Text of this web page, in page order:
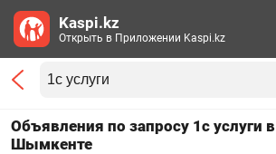
Объявления по запросу 1с услуги в
Шымкенте
Kaspi.kz
Открыть в Приложении Kaspi.kz